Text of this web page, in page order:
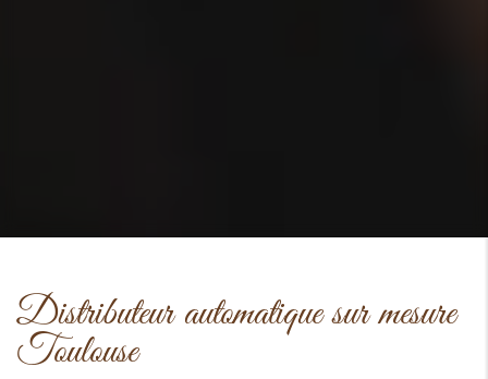
Distributeur automatique sur mesure
Toulouse